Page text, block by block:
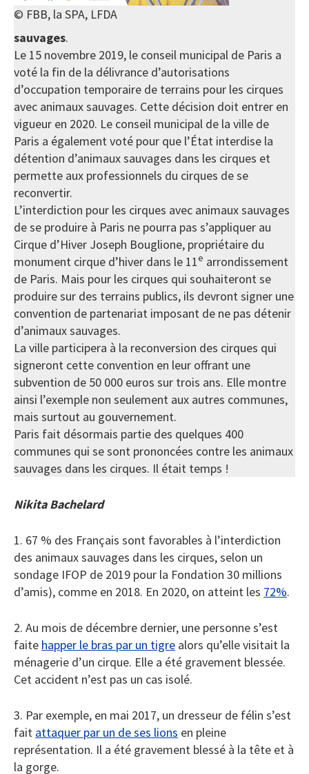
© FBB, la SPA, LFDA
sauvages.
Le 15 novembre 2019, le conseil municipal de Paris a
voté la fin de la délivrance d’autorisations
d’occupation temporaire de terrains pour les cirques
avec animaux sauvages. Cette décision doit entrer en
vigueur en 2020. Le conseil municipal de la ville de
Paris a également voté pour que l’État interdise la
détention d’animaux sauvages dans les cirques et
permette aux professionnels du cirques de se
reconvertir.
L’interdiction pour les cirques avec animaux sauvages
de se produire à Paris ne pourra pas s’appliquer au
Cirque d’Hiver Joseph Bouglione, propriétaire du
monument cirque d’hiver dans le 11e arrondissement
de Paris. Mais pour les cirques qui souhaiteront se
produire sur des terrains publics, ils devront signer une
convention de partenariat imposant de ne pas détenir
d’animaux sauvages.
La ville participera à la reconversion des cirques qui
signeront cette convention en leur offrant une
subvention de 50 000 euros sur trois ans. Elle montre
ainsi l’exemple non seulement aux autres communes,
mais surtout au gouvernement.
Paris fait désormais partie des quelques 400
communes qui se sont prononcées contre les animaux
sauvages dans les cirques. Il était temps !
Nikita Bachelard
1. 67 % des Français sont favorables à l’interdiction
des animaux sauvages dans les cirques, selon un
sondage IFOP de 2019 pour la Fondation 30 millions
d’amis), comme en 2018. En 2020, on atteint les 72%.
2. Au mois de décembre dernier, une personne s’est
faite happer le bras par un tigre alors qu’elle visitait la
ménagerie d’un cirque. Elle a été gravement blessée.
Cet accident n’est pas un cas isolé.
3. Par exemple, en mai 2017, un dresseur de félin s’est
fait attaquer par un de ses lions en pleine
représentation. Il a été gravement blessé à la tête et à
la gorge.